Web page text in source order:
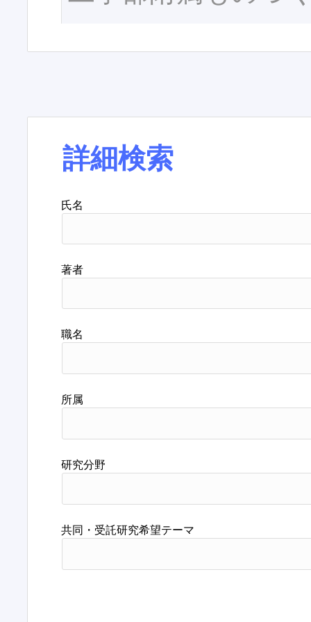
詳細検索
氏名
著者
職名
所属
研究分野
共同・受託研究希望テーマ